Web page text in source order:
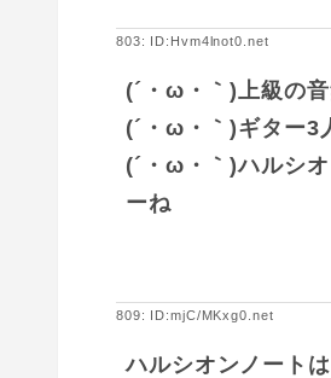
803: ID:Hvm4lnot0.net
(´・ω・｀)上級の
(´・ω・｀)ギター3
(´・ω・｀)ハルシ
ーね
809: ID:mjC/MKxg0.net
ハルシオンノート